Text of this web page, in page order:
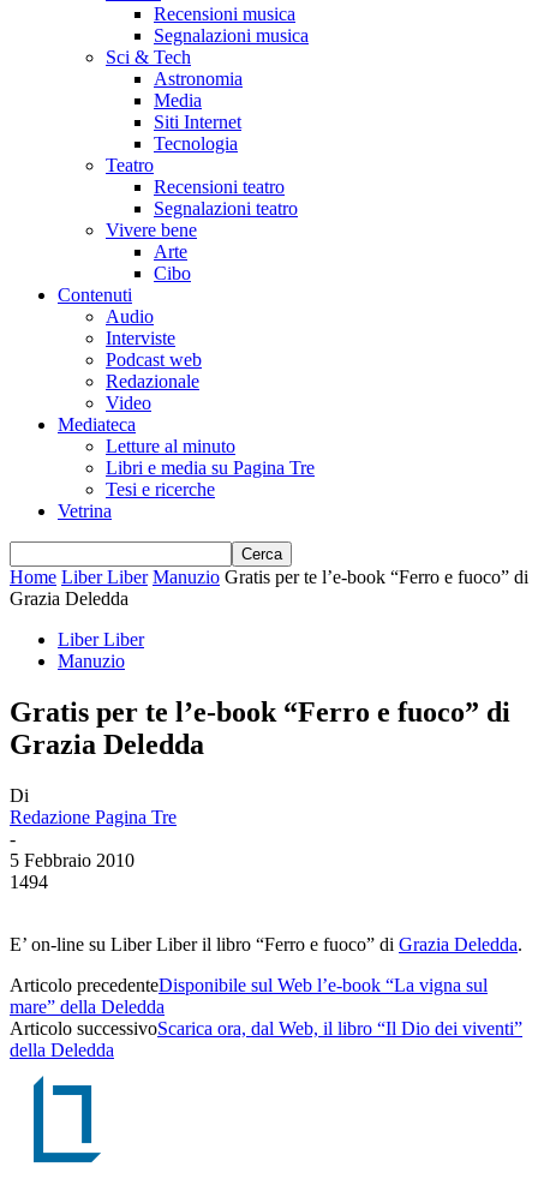
Recensioni musica
Segnalazioni musica
Sci & Tech
Astronomia
Media
Siti Internet
Tecnologia
Teatro
Recensioni teatro
Segnalazioni teatro
Vivere bene
Arte
Cibo
Contenuti
Audio
Interviste
Podcast web
Redazionale
Video
Mediateca
Letture al minuto
Libri e media su Pagina Tre
Tesi e ricerche
Vetrina
Home Liber Liber Manuzio Gratis per te l’e-book “Ferro e fuoco” di
Grazia Deledda
Liber Liber
Manuzio
Gratis per te l’e-book “Ferro e fuoco” di
Grazia Deledda
Di
Redazione Pagina Tre
-
5 Febbraio 2010
1494
E’ on-line su Liber Liber il libro “Ferro e fuoco” di Grazia Deledda.
Articolo precedenteDisponibile sul Web l’e-book “La vigna sul
mare” della Deledda
Articolo successivoScarica ora, dal Web, il libro “Il Dio dei viventi”
della Deledda